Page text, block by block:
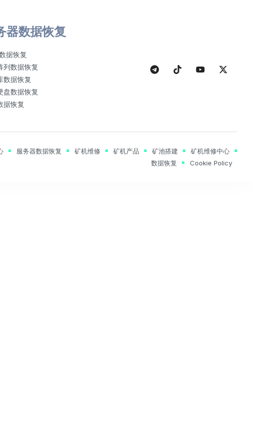
器数据恢复
据恢复
列数据恢复
数据恢复
盘数据恢复
据恢复
服务器数据恢复 矿机维修 矿机产品 矿池搭建
矿机维修中心
数据恢复
Cookie Policy